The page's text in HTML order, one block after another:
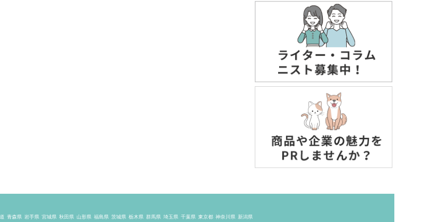
青森県 岩手県 宮城県 秋田県 山形県 福島県 茨城県 栃木県 群馬県 埼玉県 千葉県 東京都 神奈川県 新潟県